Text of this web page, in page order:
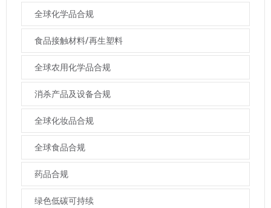
全球化学品合规
食品接触材料/再生塑料
全球农用化学品合规
消杀产品及设备合规
全球化妆品合规
全球食品合规
药品合规
绿色低碳可持续